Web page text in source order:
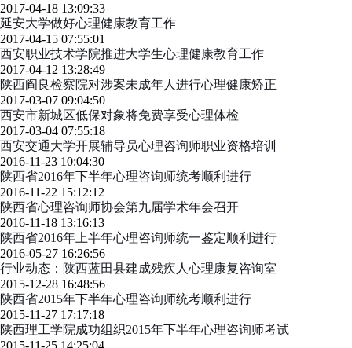
2017-04-18 13:09:33
延安大学做好心理健康教育工作
2017-04-15 07:55:01
西安职业技术学院推进大学生心理健康教育工作
2017-04-12 13:28:49
陕西阎良检察院对涉案未成年人进行心理健康矫正
2017-03-07 09:04:50
西安市新城区低保对象将免费享受心理体检
2017-03-04 07:55:18
西安交通大学开展辅导员心理咨询师职业资格培训
2016-11-23 10:04:30
陕西省2016年下半年心理咨询师统考顺利进行
2016-11-22 15:12:12
陕西省心理咨询师协会第九届学术年会召开
2016-11-18 13:16:13
陕西省2016年上半年心理咨询师统一鉴定顺利进行
2016-05-27 16:26:56
行业动态：陕西蓝田县建成残疾人心理康复咨询室
2015-12-28 16:48:56
陕西省2015年下半年心理咨询师统考顺利进行
2015-11-27 17:17:18
陕西理工学院成功组织2015年下半年心理咨询师考试
2015-11-25 14:25:04